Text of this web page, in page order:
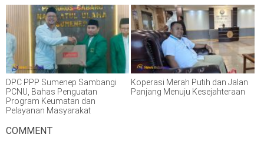
DPC PPP Sumenep Sambangi
PCNU, Bahas Penguatan
Program Keumatan dan
Pelayanan Masyarakat
Koperasi Merah Putih dan Jalan
Panjang Menuju Kesejahteraan
COMMENT